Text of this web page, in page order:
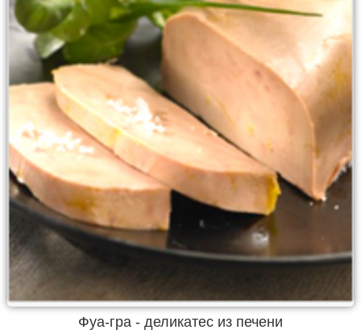
Фуа-гра - деликатес из печени